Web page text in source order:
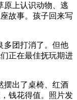
上认识动物、逃
故事。孩子回来写
团打消了。但他
正在最佳抚玩期进
出了桌椅、红酒
钱花得值。照片发